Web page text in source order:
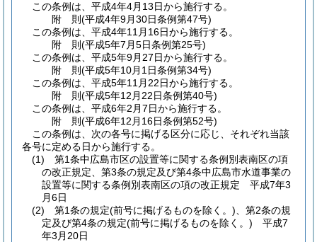
この条例は、平成4年4月13日から施行する。
附 則(平成4年9月30日条例第47号)
この条例は、平成4年11月16日から施行する。
附 則(平成5年7月5日条例第25号)
この条例は、平成5年9月27日から施行する。
附 則(平成5年10月1日条例第34号)
この条例は、平成5年11月22日から施行する。
附 則(平成5年12月22日条例第40号)
この条例は、平成6年2月7日から施行する。
附 則(平成6年12月16日条例第52号)
この条例は、次の各号に掲げる区分に応じ、それぞれ当該
各号に定める日から施行する。
(1)
第1条中広島市区の設置等に関する条例別表南区の項
の改正規定、第3条の規定及び第4条中広島市水道事業の
設置等に関する条例別表南区の項の改正規定 平成7年3
月6日
(2)
第1条の規定(前号に掲げるものを除く。) 、第2条の規
定及び第4条の規定(前号に掲げるものを除く。) 平成7
年3月20日